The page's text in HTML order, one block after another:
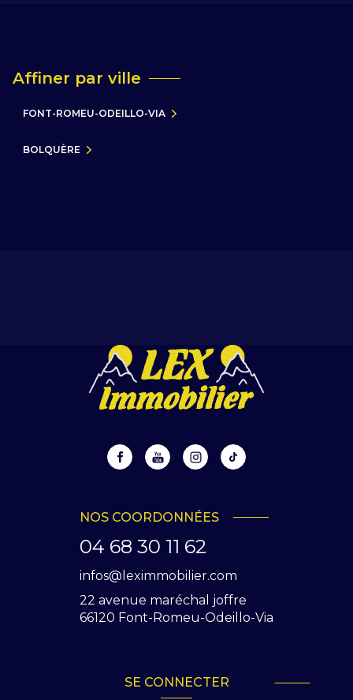
Affiner par ville
FONT-ROMEU-ODEILLO-VIA
BOLQUÈRE
NOS COORDONNÉES
04 68 30 11 62
infos@leximmobilier.com
22 avenue maréchal joffre
66120 Font-Romeu-Odeillo-Via
SE CONNECTER